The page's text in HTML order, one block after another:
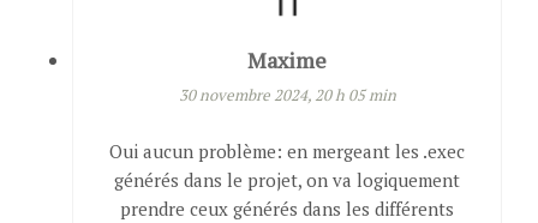
Maxime
30 novembre 2024, 20 h 05 min
Oui aucun problème: en mergeant les .exec
générés dans le projet, on va logiquement
prendre ceux générés dans les différents